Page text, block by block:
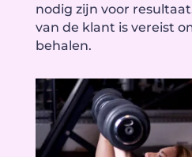
nodig zijn voor
van de klant is vereist
behalen.